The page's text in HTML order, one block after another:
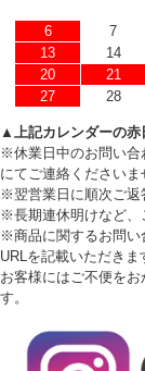
6
7
13
14
20
21
27
28
▲上記カレンダーの赤
※休業日中のお問い合
にてご連絡くださいま
※翌営業日に順次ご返
※長期連休明けなど、
※商品に関するお問い
URLを記載いただきま
お客様にはご不便を
す。